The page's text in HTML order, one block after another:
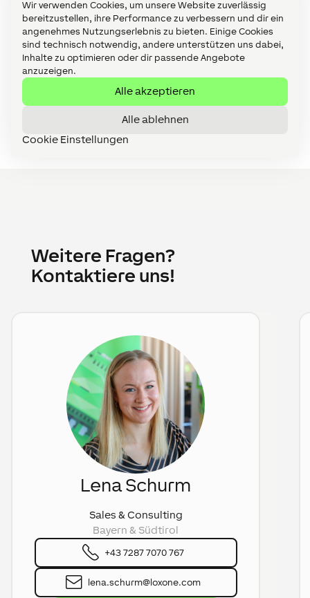
Wir verwenden Cookies, um unsere Website zuverlässig
bereitzustellen, ihre Performance zu verbessern und dir ein
angenehmes Nutzungserlebnis zu bieten. Einige Cookies
sind technisch notwendig, andere unterstützen uns dabei,
Inhalte zu optimieren oder dir passende Angebote
anzuzeigen.
Alle akzeptieren
Alle ablehnen
Cookie Einstellungen
erfolgreich auch auf die Bereiche
Hotellerie, Wohnungsbau, Gastronomie
und Bürogebäude. Springe jetzt auf den
Zug mit auf!
Mehr erfahren
Weitere Fragen?
Kontaktiere uns!
Lena Schurm
Sales & Consulting
Bayern & Südtirol
+43 7287 7070 767
lena.schurm­@loxone.com